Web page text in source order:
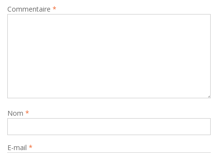
Commentaire *
Nom *
E-mail *